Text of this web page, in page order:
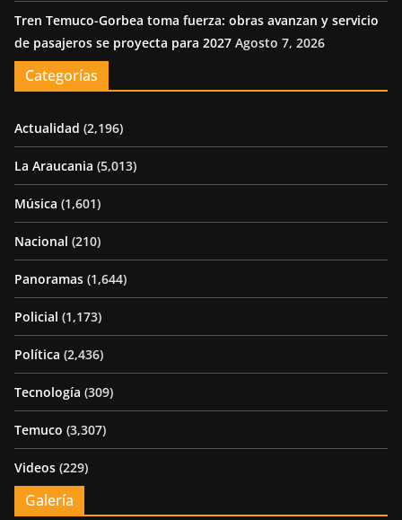
Tren Temuco-Gorbea toma fuerza: obras avanzan y servicio
de pasajeros se proyecta para 2027 Agosto 7, 2026
Categorías
Actualidad (2,196)
La Araucania (5,013)
Música (1,601)
Nacional (210)
Panoramas (1,644)
Policial (1,173)
Política (2,436)
Tecnología (309)
Temuco (3,307)
Videos (229)
Galería